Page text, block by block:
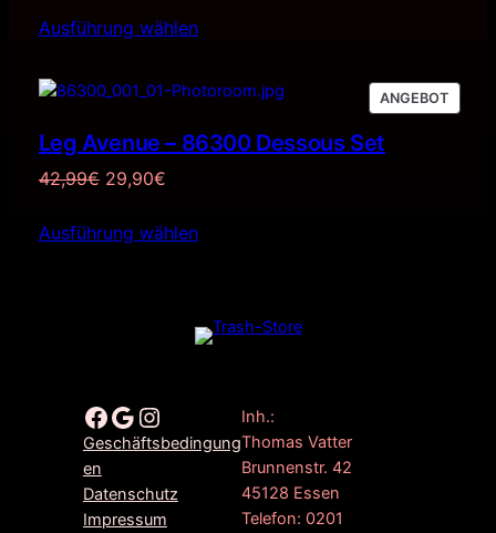
war:
ist:
Ausführung wählen
ANGEBOT
IM
Leg Avenue – 86300 Dessous Set
42,99€ Ursprünglicher
war:
29,90€Aktueller
ist:
Ausführung wählen
Facebook Google Instagram
Geschäftsbedingung
en
Datenschutz
Impressum
Inh.:
Thomas Vatter
Brunnenstr. 42
45128 Essen
Telefon: 0201